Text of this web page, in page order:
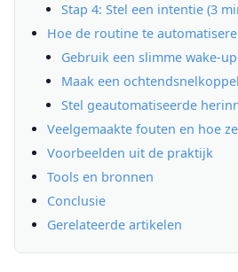
Stap 4: Stel een intentie (3
Hoe de routine te
Gebruik een slimme wake-
Maak een
Stel geautomatiseerde
Veelgemaakte fouten en hoe
Voorbeelden uit de praktijk
Tools en bronnen
Conclusie
Gerelateerde artikelen